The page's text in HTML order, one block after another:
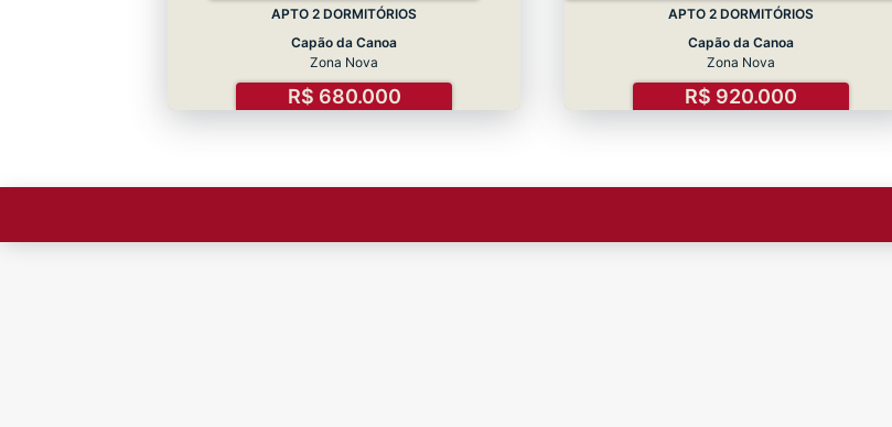
APTO 2 DORMITÓRIOS
Capão da Canoa
Zona Nova
R$ 680.000
APTO 2 DORMITÓRIOS
Capão da Canoa
Zona Nova
R$ 920.000